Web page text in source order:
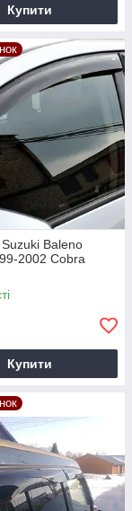
Купити
Suzuki Baleno
2002 Cobra
Купити